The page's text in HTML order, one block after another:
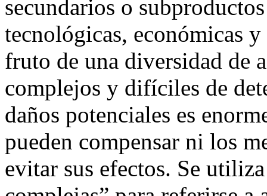
secundarios o
tecnológicas, económicas
fruto de una diversidad de
complejos y difíciles de
daños potenciales es
pueden compensar ni los
evitar sus efectos. Se